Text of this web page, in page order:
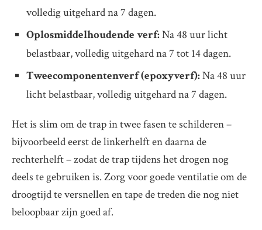
volledig uitgehard na 7 dagen.
Oplosmiddelhoudende verf:Na 48 uur licht
belastbaar, volledig uitgehard na 7 tot 14 dagen.
Tweecomponentenverf (epoxyverf):Na 48 uur
licht belastbaar, volledig uitgehard na 7 dagen.
Het is slim om de trap in twee fasen te schilderen –
bijvoorbeeld eerst de linkerhelft en daarna de
rechterhelft – zodat de trap tijdens het drogen nog
deels te gebruiken is. Zorg voor goede ventilatie om de
droogtijd te versnellen en tape de treden die nog niet
beloopbaar zijn goed af.